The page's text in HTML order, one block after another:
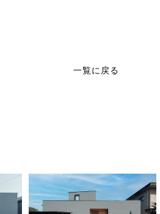
一覧に戻る